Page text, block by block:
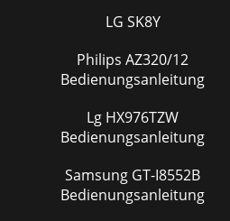
LG SK8Y
Philips AZ320/12
Bedienungsanleitung
Lg HX976TZW
Bedienungsanleitung
Samsung GT-I8552B
Bedienungsanleitung